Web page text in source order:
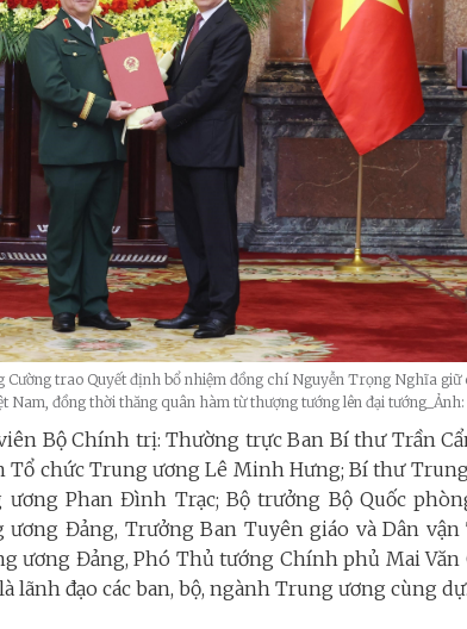
trao Quyết định bổ nhiệm đồng chí Nguyễn Trọng Nghĩa giữ
Nam, đồng thời thăng quân hàm từ thượng tướng lên đại
Bộ Chính trị: Thường trực Ban Bí thư Trần
Tổ chức Trung ương Lê Minh Hưng; Bí thư
Phan Đình Trạc; Bộ trưởng Bộ Quốc
Đảng, Trưởng Ban Tuyên giáo và Dân
ương Đảng, Phó Thủ tướng Chính phủ Mai Văn
lãnh đạo các ban, bộ, ngành Trung ương cùng dự.